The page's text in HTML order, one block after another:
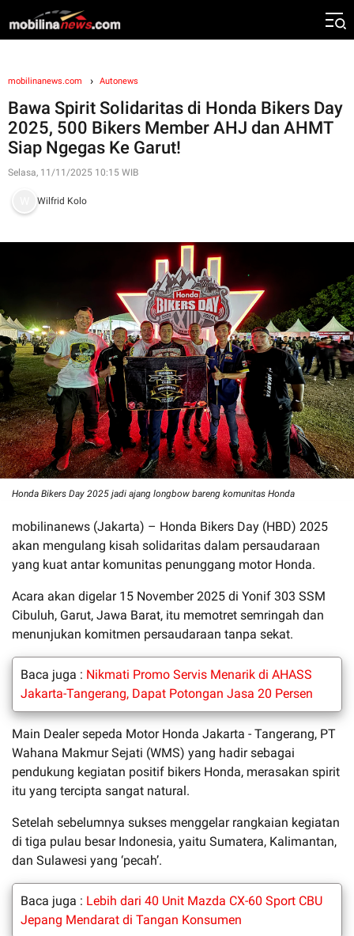
mobilinanews.com Autonews
Bawa Spirit Solidaritas di Honda Bikers Day
2025, 500 Bikers Member AHJ dan AHMT
Siap Ngegas Ke Garut!
Selasa, 11/11/2025 10:15 WIB
Wilfrid Kolo
Honda Bikers Day 2025 jadi ajang longbow bareng komunitas Honda
mobilinanews (Jakarta) – Honda Bikers Day (HBD) 2025
akan mengulang kisah solidaritas dalam persaudaraan
yang kuat antar komunitas penunggang motor Honda.
Acara akan digelar 15 November 2025 di Yonif 303 SSM
Cibuluh, Garut, Jawa Barat, itu memotret semringah dan
menunjukan komitmen persaudaraan tanpa sekat.
Baca juga : Nikmati Promo Servis Menarik di AHASS
Jakarta-Tangerang, Dapat Potongan Jasa 20 Persen
Main Dealer sepeda Motor Honda Jakarta - Tangerang, PT
Wahana Makmur Sejati (WMS) yang hadir sebagai
pendukung kegiatan positif bikers Honda, merasakan spirit
itu yang tercipta sangat natural.
Setelah sebelumnya sukses menggelar rangkaian kegiatan
di tiga pulau besar Indonesia, yaitu Sumatera, Kalimantan,
dan Sulawesi yang ‘pecah’.
Baca juga : Lebih dari 40 Unit Mazda CX-60 Sport CBU
Jepang Mendarat di Tangan Konsumen